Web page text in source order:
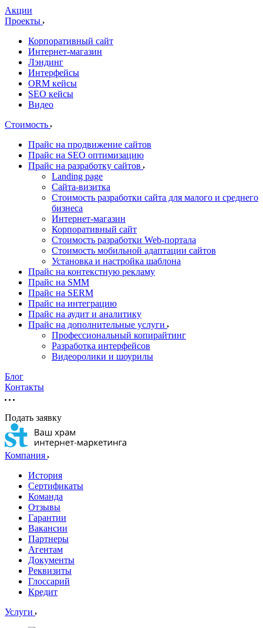
Акции
Проекты
Корпоративный сайт
Интернет-магазин
Лэндинг
Интерфейсы
ORM кейсы
SEO кейсы
Видео
Стоимость
Прайс на продвижение сайтов
Прайс на SEO оптимизацию
Прайс на разработку сайтов
Landing page
Cайта-визитка
Стоимость разработки сайта для малого и среднего
бизнеса
Интернет-магазин
Корпоративный сайт
Стоимость разработки Web-портала
Стоимость мобильной адаптации сайтов
Установка и настройка шаблона
Прайс на контекстную рекламу
Прайс на SMM
Прайс на SERM
Прайс на интеграцию
Прайс на аудит и аналитику
Прайс на дополнительные услуги
Профессиональный копирайтинг
Разработка интерфейсов
Видеоролики и шоурилы
Блог
Контакты
Подать заявку
Компания
История
Сертификаты
Команда
Отзывы
Гарантии
Вакансии
Партнеры
Агентам
Документы
Реквизиты
Глоссарий
Кредит
Услуги